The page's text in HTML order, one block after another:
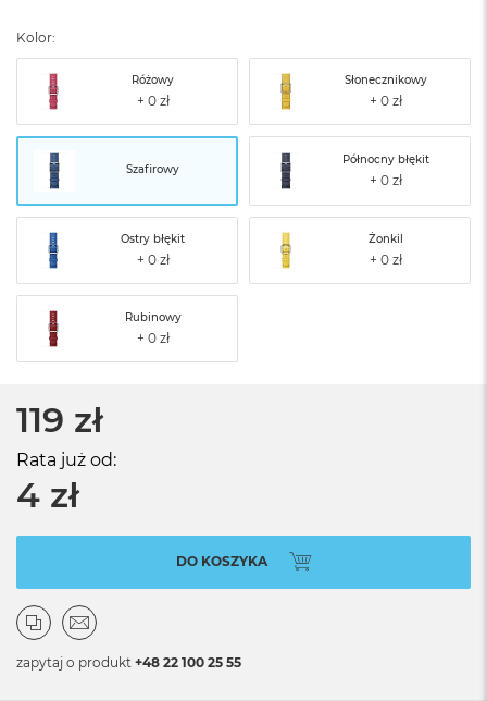
Kolor:
Różowy Słonecznikowy
Szafirowy
Północny błękit
Ostry błękit Żonkil
Rubinowy
119 zł
Rata już od:
4 zł
DO KOSZYKA
zapytaj o produkt +48 22 100 25 55